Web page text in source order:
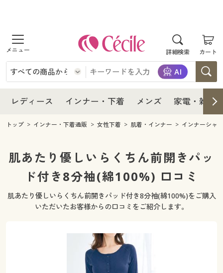
詳細検索 カート
商品を探す
レディース
レディースファッション
女性下着
インナー・下着
インナー・下着通販すべて
女性下着
メンズ下着
ジュニア・ティーンズ下着
メンズ
メンズ通販すべて
メンズファッション
メンズ下着
家電・雑貨
家電・雑貨すべて
寝具・インテリア・家具
寝具・インテリア・家具通販すべて
美容・健康
美容・健康・サプリメント
レディース インナー・下着 メンズ 家電・雑貨
レディース
レディース通販すべて
レディースファッション
インナー・下着
インナー・下着通販すべて
ジュニア・ティーンズ下着
メンズ
メンズ下着
キッチン・雑貨・日用品
寝具・インテリア・家具通販すべて
家具・収納
カーテン・ラグ・ファブリック
美容・健康
美容・健康通販すべて
制服・スクール
大きいサイズ通販すべて
トップ インナー・下着通販 女性下着 肌着・インナー インナーシャ
肌あたり優しいらくちん前開きパッ
ド付き8分袖(綿100%) 口コミ
肌あたり優しいらくちん前開きパッド付き8分袖(綿100%)をご購入
いただいたお客様からの口コミをご紹介します。